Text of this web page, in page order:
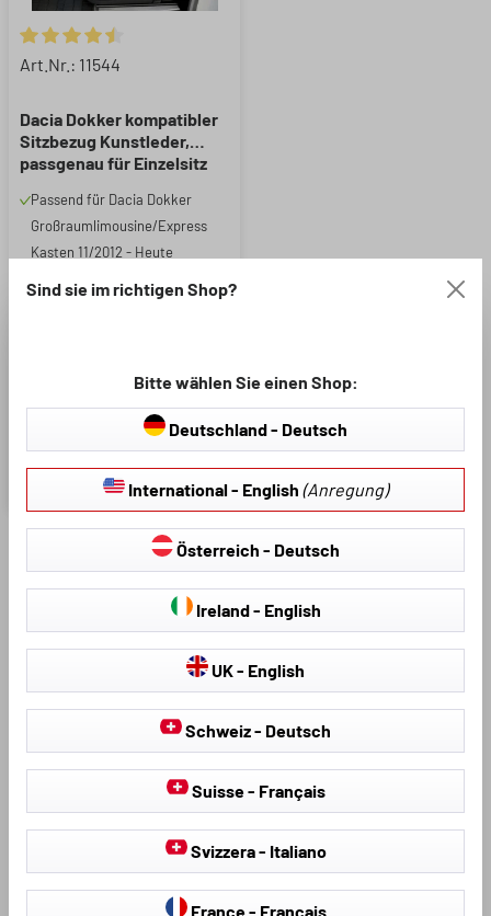
Durchschnittliche Bewertung von 4.6 von 5 Sternen
Art.Nr.: 11544
Dacia Dokker kompatibler
Sitzbezug Kunstleder,
passgenau für Einzelsitz
Transporter/Van anthrazit
Passend für Dacia Dokker
Großraumlimousine/Express
Kasten 11/2012 - Heute
kompatibel mit Seitenairbag
Certipedia-ID 0000025748)
Lieferumfang: 1 Einzelsitzbezug
Fahrer, 1 Kopfstützenbezug
€ 49,95
Transporter Autositzbezüge für Ihren Dacia
Dokker
In dieser Kategorie finden Sie eine Auswahl hochwertiger
Dacia Transporter Sitzbezüge.
Entdecken Sie den Komfort von Maßschneiderei!
Die verschiedenen Dacia Transporter Sitzbezüge, die Sie hier
maßgeschneidert. Die verschiedenen Bezüge passen also
optimal über die Bezüge in Ihrem Auto und sind eine ganz
preisgünstige Alternative zur professionellen Reinigung -
Sind sie im richtigen Shop?
Bitte wählen Sie einen Shop:
Deutschland - Deutsch
International - English (Anregung)
Österreich - Deutsch
Ireland - English
UK - English
Schweiz - Deutsch
Suisse - Français
Svizzera - Italiano
France - Français